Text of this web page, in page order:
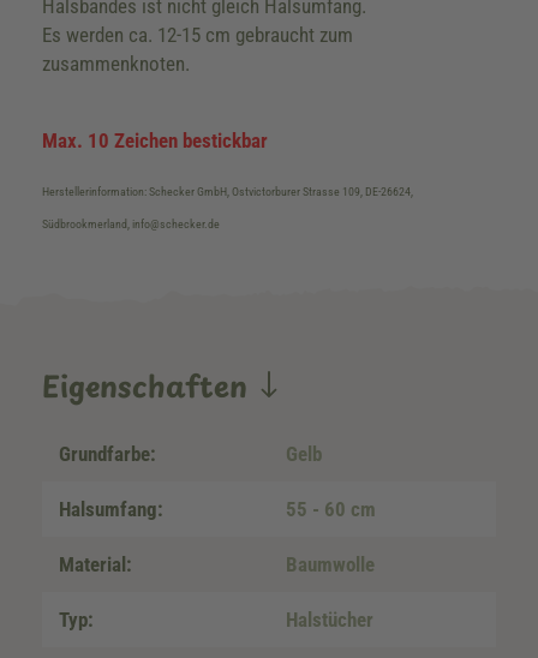
Halsbandes ist nicht gleich Halsumfang.
Es werden ca. 12-15 cm gebraucht zum
zusammenknoten.
Max. 10 Zeichen bestickbar
Herstellerinformation: Schecker GmbH, Ostvictorburer Strasse 109, DE-26624,
Südbrookmerland, info@schecker.de
Eigenschaften
Grundfarbe: Gelb
Halsumfang: 55 - 60 cm
Material: Baumwolle
Typ: Halstücher